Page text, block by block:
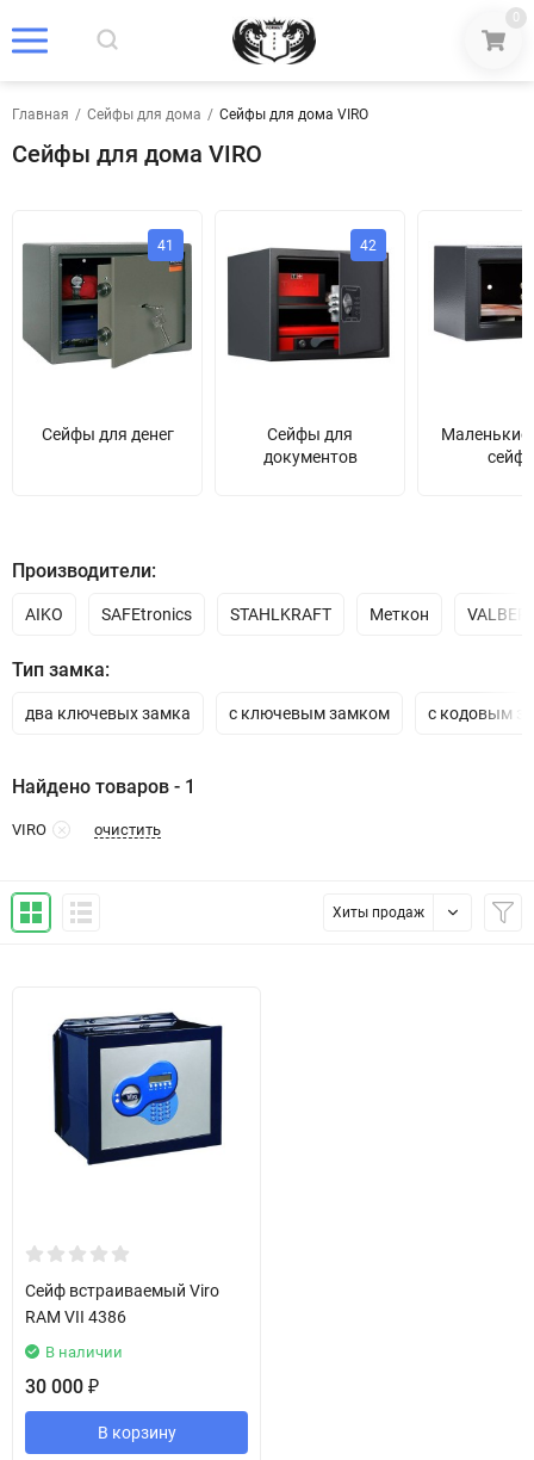
0
Главная / Сейфы для дома / Сейфы для дома VIRO
Сейфы для дома VIRO
Сейфы для денег
41
Сейфы для
документов
42
Маленькие
Производители:
AIKO SAFEtronics STAHLKRAFT Меткон
Тип замка:
два ключевых замка с ключевым замком с кодовым
Найдено товаров - 1
VIRO очистить
Хиты продаж
Сейф встраиваемый Viro
RAM VII 4386
В наличии
30 000 ₽
В корзину